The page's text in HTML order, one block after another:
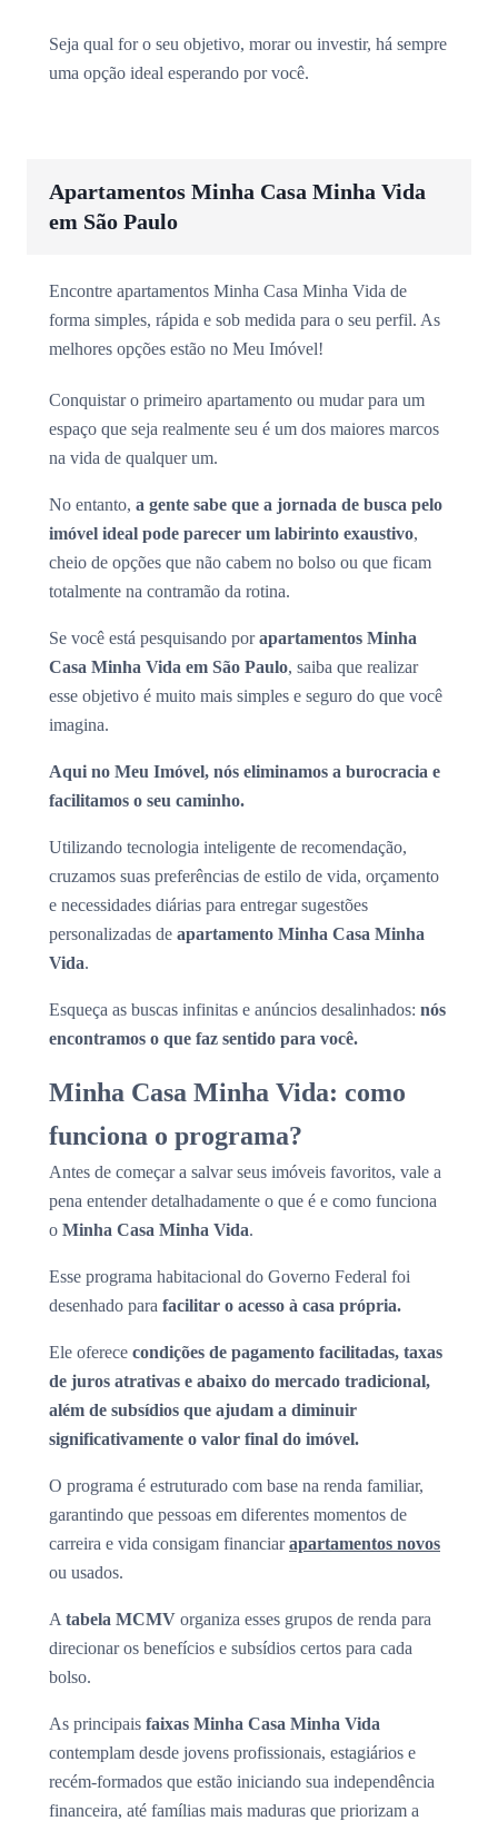
Seja qual for o seu objetivo, morar ou investir, há sempre
uma opção ideal esperando por você.
Apartamentos Minha Casa Minha Vida
em São Paulo
Encontre apartamentos Minha Casa Minha Vida de
forma simples, rápida e sob medida para o seu perfil. As
melhores opções estão no Meu Imóvel!
Conquistar o primeiro apartamento ou mudar para um
espaço que seja realmente seu é um dos maiores marcos
na vida de qualquer um.
No entanto, a gente sabe que a jornada de busca pelo
imóvel ideal pode parecer um labirinto exaustivo,
cheio de opções que não cabem no bolso ou que ficam
totalmente na contramão da rotina.
Se você está pesquisando porapartamentos Minha
Casa Minha Vida em São Paulo, saiba que realizar
esse objetivo é muito mais simples e seguro do que você
imagina.
Aqui no Meu Imóvel, nós eliminamos a burocracia e
facilitamos o seu caminho.
Utilizando tecnologia inteligente de recomendação,
cruzamos suas preferências de estilo de vida, orçamento
e necessidades diárias para entregar sugestões
personalizadas de apartamento Minha Casa Minha
Vida.
Esqueça as buscas infinitas e anúncios desalinhados: nós
encontramos o que faz sentido para você.
Minha Casa Minha Vida: como
funciona o programa?
Antes de começar a salvar seus imóveis favoritos, vale a
pena entender detalhadamente o que é e como funciona
o Minha Casa Minha Vida.
Esse programa habitacional do Governo Federal foi
desenhado para facilitar o acesso à casa própria.
Ele oferece condições de pagamento facilitadas, taxas
de juros atrativas e abaixo do mercado tradicional,
além de subsídios que ajudam a diminuir
significativamente o valor final do imóvel.
O programa é estruturado com base na renda familiar,
garantindo que pessoas em diferentes momentos de
carreira e vida consigam financiarapartamentos novos
ou usados.
A tabela MCMV organiza esses grupos de renda para
direcionar os benefícios e subsídios certos para cada
bolso.
As principais faixas Minha Casa Minha Vida
contemplam desde jovens profissionais, estagiários e
recém-formados que estão iniciando sua independência
financeira, até famílias mais maduras que priorizam a